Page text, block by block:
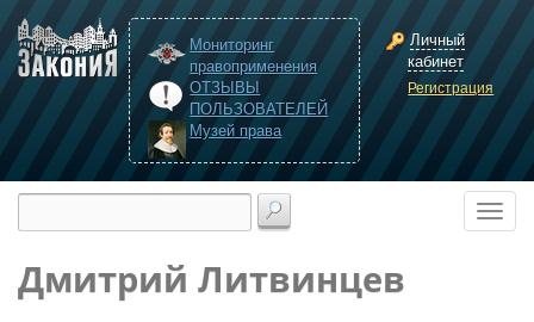
Мониторинг
правоприменения
ОТЗЫВЫ
ПОЛЬЗОВАТЕЛЕЙ
Музей права
Личный
кабинет
Регистрация
Дмитрий Литвинцев